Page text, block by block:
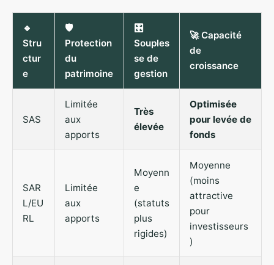
🔹
Stru
ctur
e
🛡️
Protection
du
patrimoine
🎛️
Souples
se de
gestion
🚀 Capacité
de
croissance
SAS
Limitée
aux
apports
Très
élevée
Optimisée
pour levée de
fonds
SAR
L/EU
RL
Limitée
aux
apports
Moyenn
e
(statuts
plus
rigides)
Moyenne
(moins
attractive
pour
investisseurs
)